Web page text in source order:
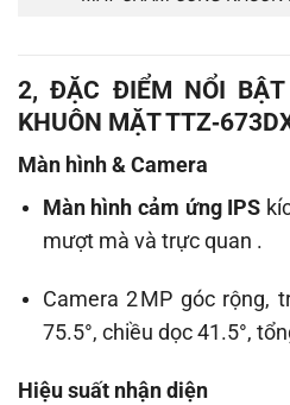
2, ĐẶC ĐIỂM NỔI BẬT
KHUÔN MẶT
Màn hình & Camera
Màn hình cảm ứng IPS
mượt mà và trực quan .
Camera 2 MP góc rộng,
75.5°, chiều dọc 41.5°,
Hiệu suất nhận diện